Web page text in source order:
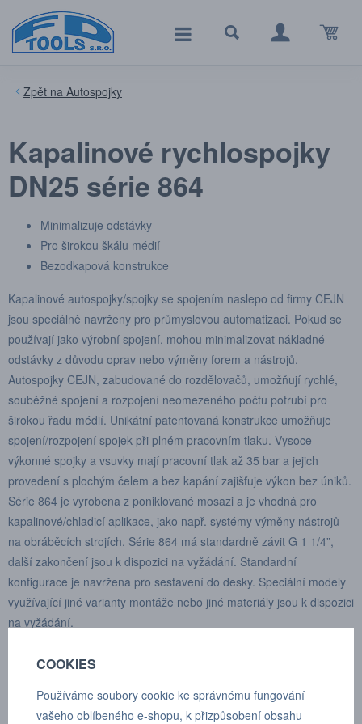
Autospojky
Kapalinové rychlospojky
DN25 série 864
Minimalizuje odstávky
Pro širokou škálu médií
Bezodkapová konstrukce
Kapalinové autospojky/spojky se spojením naslepo od firmy CEJN
jsou speciálně navrženy pro průmyslovou automatizaci. Pokud se
používají jako výrobní spojení, mohou minimalizovat nákladné
odstávky z důvodu oprav nebo výměny forem a nástrojů.
Autospojky CEJN, zabudované do rozdělovačů, umožňují rychlé,
souběžné spojení a rozpojení neomezeného počtu potrubí pro
širokou řadu médií. Unikátní patentovaná konstrukce umožňuje
spojení/rozpojení spojek při plném pracovním tlaku. Vysoce
výkonné spojky a vsuvky mají pracovní tlak až 35 bar a jejich
provedení s plochým čelem a bez kapání zajišťuje výkon bez úniků.
Série 864 je vyrobena z poniklované mosazi a je vhodná pro
kapalinové/chladicí aplikace, jako např. systémy výměny nástrojů
na obráběcích strojích. Série 864 má standardně závit G 1 1/4”,
další zakončení jsou k dispozici na vyžádání. Standardní
konfigurace je navržena pro sestavení do desky. Speciální modely
využívající jiné varianty montáže nebo jiné materiály jsou k dispozici
na vyžádání.
FILTRY
COOKIES
Používáme soubory cookie ke správnému fungování
vašeho oblíbeného e-shopu, k přizpůsobení obsahu